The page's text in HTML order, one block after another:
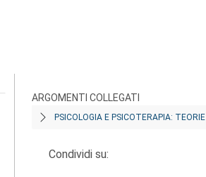
ARGOMENTI COLLEGATI
PSICOLOGIA E PSICOTERAPIA:
Condividi su: